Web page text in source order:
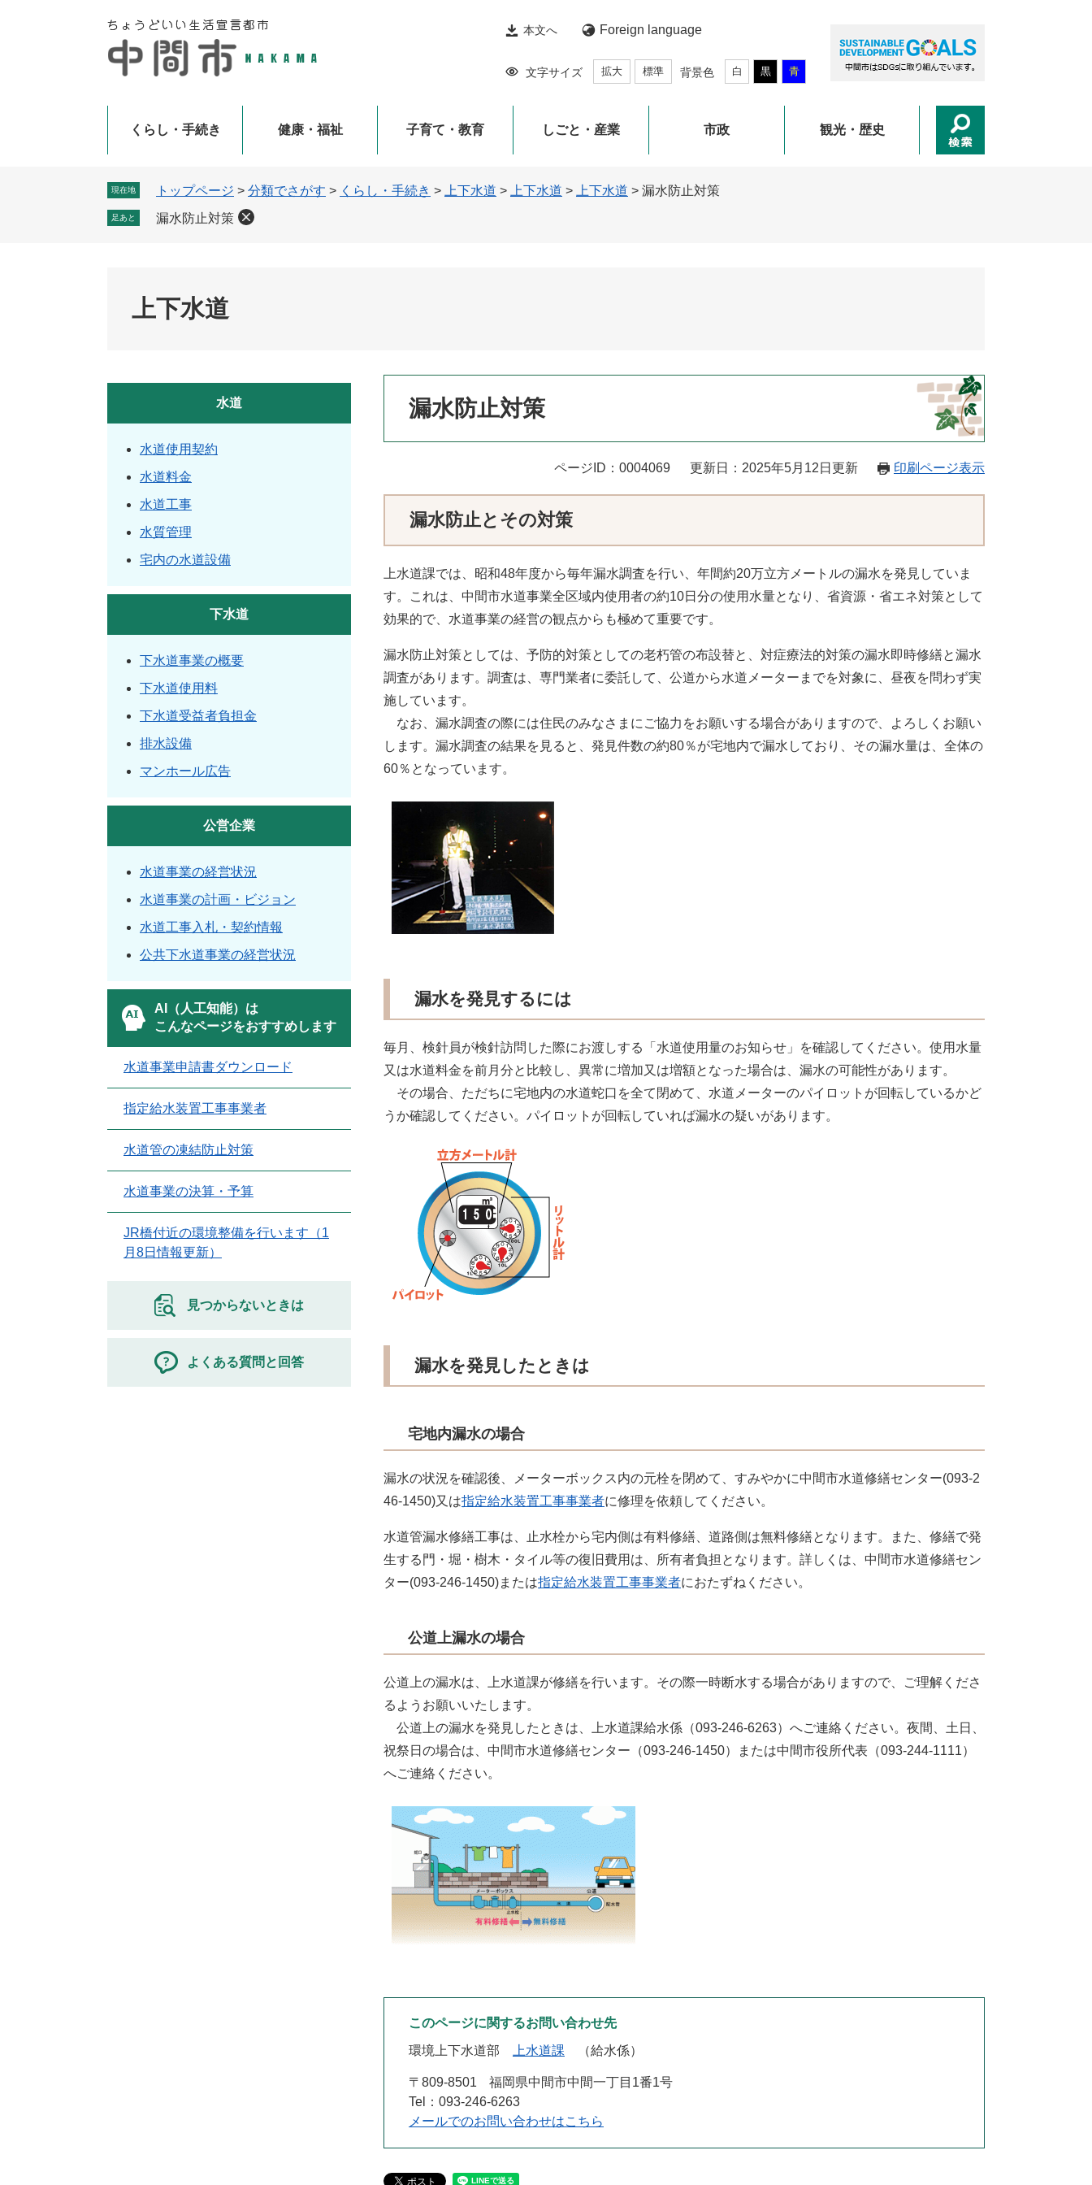
本文へ Foreign language
文字サイズ 拡大 標準 背景色 白 黒 青
くらし・手続き 健康・福祉 子育て・教育 しごと・産業 市政 観光・歴史
現在地 トップページ > 分類でさがす > くらし・手続き > 上下水道 > 上下水道 > 上下水道 > 漏水防止対策
足あと 漏水防止対策
上下水道
漏水防止対策
ページID：0004069 更新日：2025年5月12日更新 印刷ページ表示
漏水防止とその対策
上水道課では、昭和48年度から毎年漏水調査を行い、年間約20万立方メートルの漏水を発見していま
す。これは、中間市水道事業全区域内使用者の約10日分の使用水量となり、省資源・省エネ対策として
効果的で、水道事業の経営の観点からも極めて重要です。
漏水防止対策としては、予防的対策としての老朽管の布設替と、対症療法的対策の漏水即時修繕と漏水
調査があります。調査は、専門業者に委託して、公道から水道メーターまでを対象に、昼夜を問わず実
施しています。
なお、漏水調査の際には住民のみなさまにご協力をお願いする場合がありますので、よろしくお願い
します。漏水調査の結果を見ると、発見件数の約80％が宅地内で漏水しており、その漏水量は、全体の
60％となっています。​
漏水を発見するには
毎月、検針員が検針訪問した際にお渡しする「水道使用量のお知らせ」を確認してください。使用水量
又は水道料金を前月分と比較し、異常に増加又は増額となった場合は、漏水の可能性があります。
その場合、ただちに宅地内の水道蛇口を全て閉めて、水道メーターのパイロットが回転しているかど
うか確認してください。パイロットが回転していれば漏水の疑いがあります。
漏水を発見したときは
宅地内漏水の場合
漏水の状況を確認後、メーターボックス内の元栓を閉めて、すみやかに中間市水道修繕センター(093-2
46-1450)又は指定給水装置工事事業者に修理を依頼してください。
水道管漏水修繕工事は、止水栓から宅内側は有料修繕、道路側は無料修繕となります。また、修繕で発
生する門・堀・樹木・タイル等の復旧費用は、所有者負担となります。詳しくは、中間市水道修繕セン
ター(093-246-1450)または指定給水装置工事事業者におたずねください。
公道上漏水の場合
公道上の漏水は、上水道課が修繕を行います。その際一時断水する場合がありますので、ご理解くださ
るようお願いいたします。
公道上の漏水を発見したときは、上水道課給水係（093-246-6263）へご連絡ください。夜間、土日、
祝祭日の場合は、中間市水道修繕センター（093-246-1450）または中間市役所代表（093-244-1111）
へご連絡ください。
このページに関するお問い合わせ先
環境上下水道部
上水道課 給水係
〒809-8501
福岡県中間市中間一丁目1番1号
Tel：093-246-6263
メールでのお問い合わせはこちら
水道
水道使用契約
水道料金
水道工事
水質管理
宅内の水道設備
下水道
下水道事業の概要
下水道使用料
下水道受益者負担金
排水設備
マンホール広告
公営企業
水道事業の経営状況
水道事業の計画・ビジョン
水道工事入札・契約情報
公共下水道事業の経営状況
AI（人工知能）は
こんなページをおすすめします
水道事業申請書ダウンロード
指定給水装置工事事業者
水道管の凍結防止対策
水道事業の決算・予算
JR橋付近の環境整備を行います（1
月8日情報更新）
見つからないときは
よくある質問と回答